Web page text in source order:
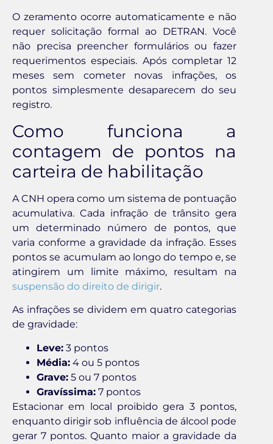
O zeramento ocorre automaticamente e não
requer solicitação formal ao DETRAN. Você
não precisa preencher formulários ou fazer
requerimentos especiais. Após completar 12
meses sem cometer novas infrações, os
pontos simplesmente desaparecem do seu
registro.
Como funciona a
contagem de pontos na
carteira de habilitação
A CNH opera como um sistema de pontuação
acumulativa. Cada infração de trânsito gera
um determinado número de pontos, que
varia conforme a gravidade da infração. Esses
pontos se acumulam ao longo do tempo e, se
atingirem um limite máximo, resultam na
suspensão do direito de dirigir.
As infrações se dividem em quatro categorias
de gravidade:
Leve: 3 pontos
Média: 4 ou 5 pontos
Grave: 5 ou 7 pontos
Gravíssima: 7 pontos
Estacionar em local proibido gera 3 pontos,
enquanto dirigir sob influência de álcool pode
gerar 7 pontos. Quanto maior a gravidade da